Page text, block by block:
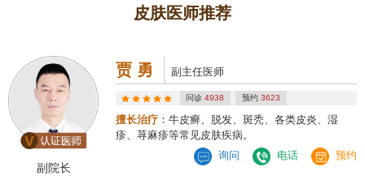
皮肤医师推荐
副院长
贾 勇 副主任医师
问诊4938 预约 3623
擅长治疗 ：牛皮癣、脱发、斑秃、各类皮炎、湿
疹、荨麻疹等常见皮肤疾病。
询问
电话 预约